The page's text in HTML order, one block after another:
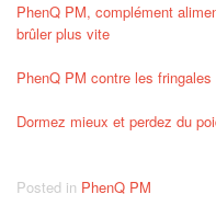
PhenQ PM, complément
brûler plus vite
PhenQ PM contre les
Dormez mieux et perdez du
Posted in PhenQ PM